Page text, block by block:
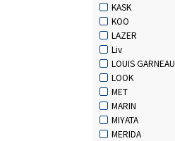
KASK
KOO
LAZER
Liv
LOUIS GARNEAU
LOOK
MET
MARIN
MIYATA
MERIDA